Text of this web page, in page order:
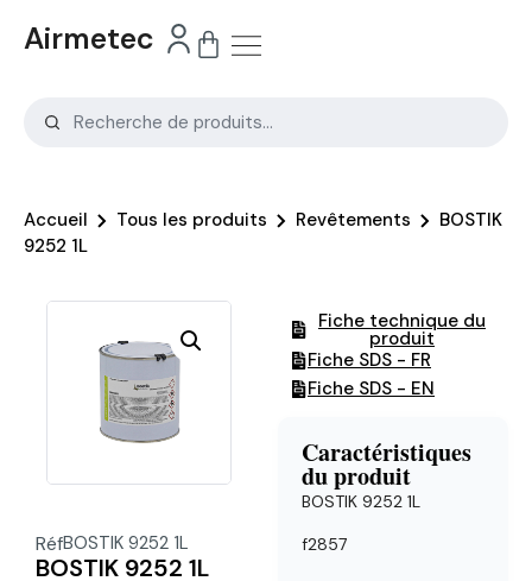
Airmetec
Accueil Tous les produits Revêtements
BOSTIK
9252 1L
RéfBOSTIK 9252 1L
BOSTIK 9252 1L
Fiche technique du
produit
Fiche SDS - FR
Fiche SDS - EN
Caractéristiques
du produit
BOSTIK 9252 1L
f2857